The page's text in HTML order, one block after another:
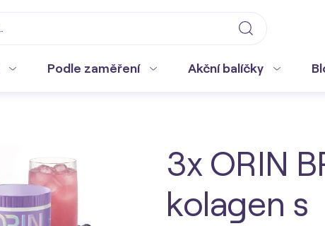
Podle zaměření Akční balíčky
3x ORIN
kolagen s